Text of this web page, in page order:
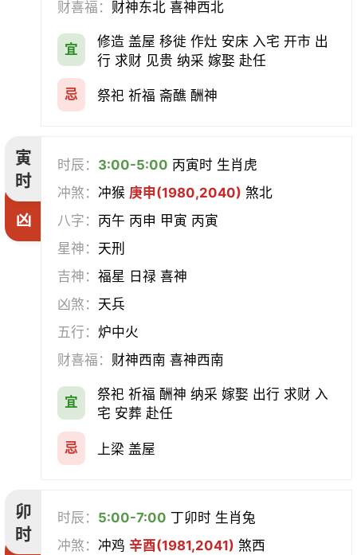
会亲友 伐木 架马 扫舍
入学
断蚁 归岫 修坟
破土 安葬 立碑
除服 移柩
修墓 塞穴
财喜福： 财神东北 喜神西北
宜
修造 盖屋 移徙 作灶 安床 入宅 开市 出
行 求财 见贵 纳采 嫁娶 赴任
忌 祭祀 祈福 斋醮 酬神
寅
时
凶
时辰： 3:00-5:00 丙寅时 生肖虎
冲煞：冲猴 庚申(1980,2040) 煞北
八字： 丙午 丙申 甲寅 丙寅
星神： 天刑
吉神：福星 日禄 喜神
凶煞： 天兵
五行： 炉中火
财喜福： 财神西南 喜神西南
宜
祭祀 祈福 酬神 纳采 嫁娶 出行 求财 入
宅 安葬 赴任
忌 上梁 盖屋
卯
时
时辰： 5:00-7:00 丁卯时 生肖兔
冲煞：冲鸡辛酉(1981,2041) 煞西